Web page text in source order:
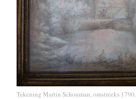
Tekening Martin Schouman, omstreeks 1790.